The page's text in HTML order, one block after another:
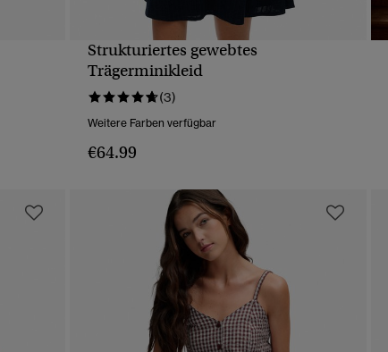
SCHNELLANSICHT
Strukturiertes gewebtes
Trägerminikleid
(3)
Weitere Farben verfügbar
€64.99